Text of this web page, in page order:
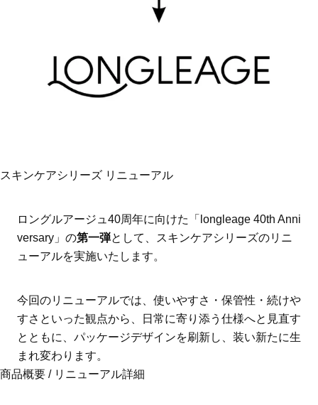
スキンケアシリーズ リニューアル
ロングルアージュ40周年に向けた「longleage 40th Anni
versary」の第一弾として、スキンケアシリーズのリニ
ューアルを実施いたします。
今回のリニューアルでは、使いやすさ・保管性・続けや
すさといった観点から、日常に寄り添う仕様へと見直す
とともに、パッケージデザインを刷新し、装い新たに生
まれ変わります。
商品概要 / リニューアル詳細